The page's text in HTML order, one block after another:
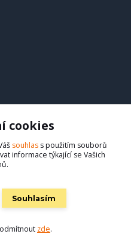
Eshop-rychle.cz
cookies
souhlas s použitím souborů
informace týkající se Vašich
Souhlasím
zde.